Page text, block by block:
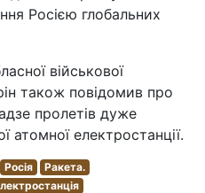
Росією глобальних
військової
також повідомив про
пролетів дуже
атомної електростанції.
Росія
Ракета.